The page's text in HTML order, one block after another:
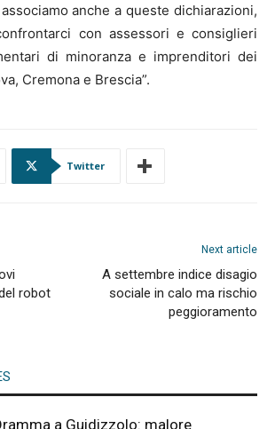
anche a queste dichiarazioni,
con assessori e consiglieri
di minoranza e imprenditori dei
Cremona e Brescia”.
Twitter
robot
Next article
A settembre indice disagio
sociale in calo ma rischio
peggioramento
a Guidizzolo: malore